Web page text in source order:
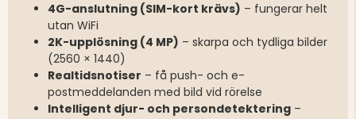
4G-anslutning (SIM-kort krävs) – fungerar helt
utan WiFi
2K-upplösning (4 MP) – skarpa och tydliga bilder
(2560 × 1440)
Realtidsnotiser – få push- och e-
postmeddelanden med bild vid rörelse
Intelligent djur- och persondetektering –